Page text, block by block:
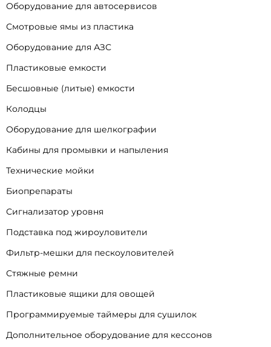
Оборудование для автосервисов
Смотровые ямы из пластика
Оборудование для АЗС
Пластиковые емкости
Бесшовные (литые) емкости
Колодцы
Оборудование для шелкографии
Кабины для промывки и напыления
Технические мойки
Биопрепараты
Сигнализатор уровня
Подставка под жироуловители
Фильтр-мешки для пескоуловителей
Стяжные ремни
Пластиковые ящики для овощей
Программируемые таймеры для сушилок
Дополнительное оборудование для кессонов